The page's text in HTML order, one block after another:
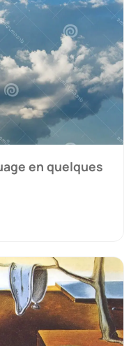
en quelques